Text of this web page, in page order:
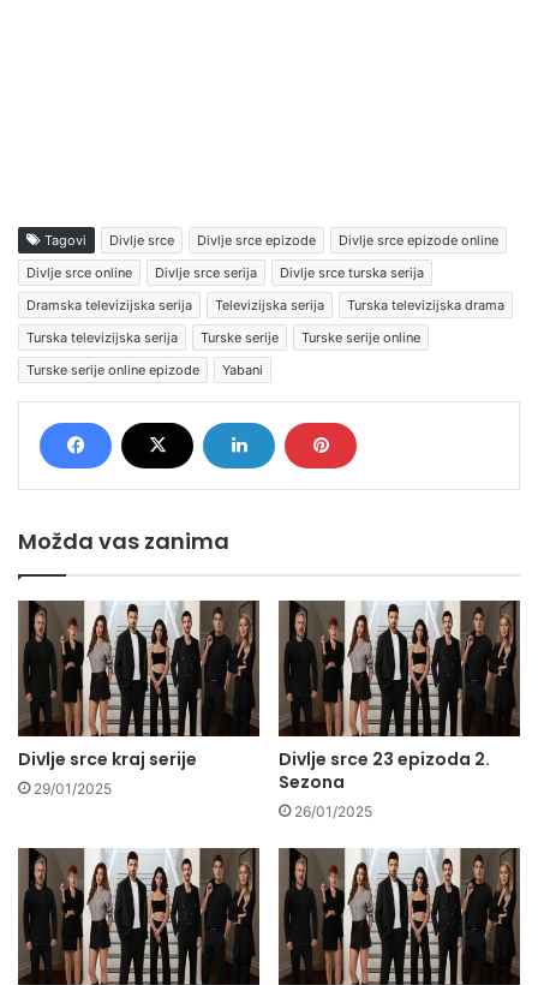
Tagovi Divlje srce Divlje srce epizode
Divlje srce epizode online
Divlje srce online
Divlje srce serija
Divlje srce turska serija
Dramska televizijska serija
Televizijska serija
Turska televizijska drama
Turska televizijska serija
Turske serije
Turske serije online
Turske serije online epizode
Yabani
Možda vas zanima
Divlje srce kraj serije
29/01/2025
Divlje srce 23 epizoda 2.
Sezona
26/01/2025